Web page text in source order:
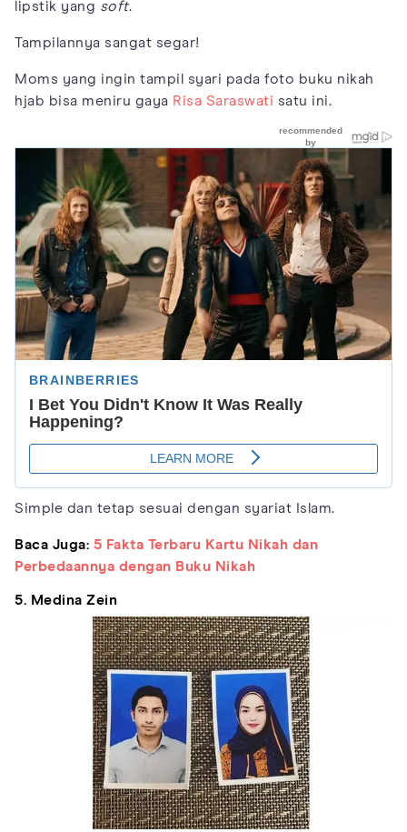
lipstik yang soft.
Tampilannya sangat segar!
Moms yang ingin tampil syari pada foto buku nikah
hjab bisa meniru gaya Risa Saraswati satu ini.
Simple dan tetap sesuai dengan syariat Islam.
Baca Juga: 5 Fakta Terbaru Kartu Nikah dan
Perbedaannya dengan Buku Nikah
5. Medina Zein